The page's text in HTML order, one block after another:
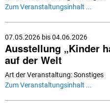
Zum Veranstaltungsinhalt ...
07.05.2026 bis 04.06.2026
Ausstellung „Kinder
auf der Welt
Art der Veranstaltung: Sonstiges
Zum Veranstaltungsinhalt ...